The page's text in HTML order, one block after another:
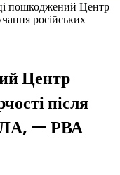
пошкоджений Центр
російських
Центр
після
— РВА